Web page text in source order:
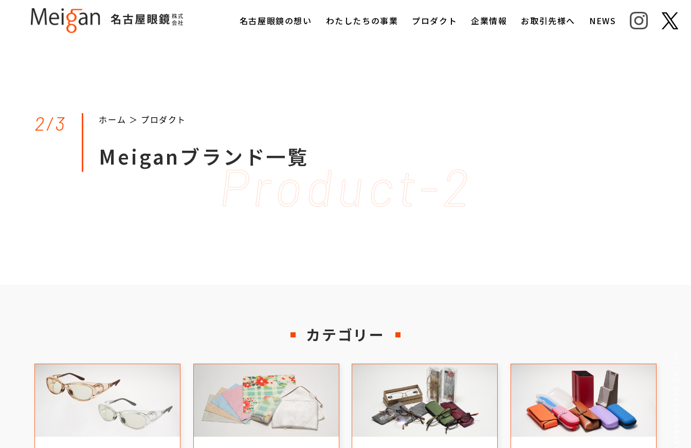
名古屋眼鏡の想い わたしたちの事業 プロダクト 企業情報 お取引先様へ NEWS
Product-2
2/3 ホーム ＞ プロダクト
Meiganブランド一覧
カテゴリー